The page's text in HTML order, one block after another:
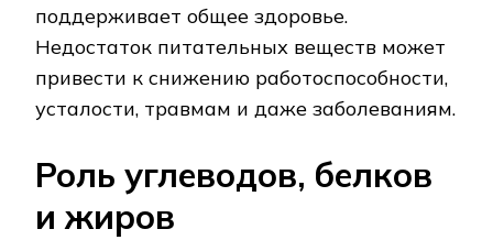
поддерживает общее здоровье.
Недостаток питательных веществ может
привести к снижению работоспособности,
усталости, травмам и даже заболеваниям.
Роль углеводов, белков
и жиров